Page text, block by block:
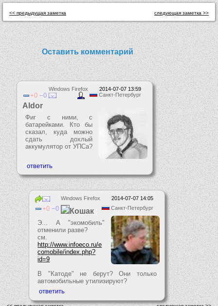
<< предыдущая заметка следующая заметка >>
Оставить комментарий
2014-07-07 13:59
Windows Firefox
Санкт-Петербург
0 0
Aldor
Фиг с ними, с
батарейками. Кто бы
сказал, куда можно
сдать дохлый
аккумулятор от УПСа?
2014-07-07 14:05
Windows Firefox
Санкт-Петербург
0 0 Кошак
Э... А "экомобиль"
отменили разве?
см.
http://www.infoeco.ru/e
comobile/index.php?
id=9
В "Катоде" не берут? Они только
автомобильные утилизируют?